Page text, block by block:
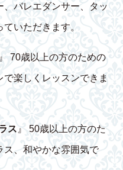
バレエダンサー、タッ
ていただきます。
』 70歳以上の方のための
楽しくレッスンできま
ス』 50歳以上の方のた
ス、和やかな雰囲気で